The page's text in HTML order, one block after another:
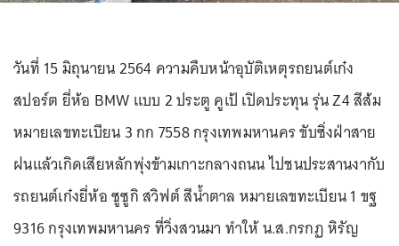
วันที่ 15 มิถุนายน 2564 ความคืบหน้าอุบัติเหตุรถยนต์เก๋ง
สปอร์ต ยี่ห้อ BMW แบบ 2 ประตู คูเป้ เปิดประทุน รุ่น Z4 สีส้ม
หมายเลขทะเบียน 3 กก 7558 กรุงเทพมหานคร ขับซิ่งฝ่าสาย
ฝนแล้วเกิดเสียหลักพุ่งข้ามเกาะกลางถนน ไปชนประสานงากับ
รถยนต์เก๋งยี่ห้อ ซูซูกิ สวิฟต์ สีน้ำตาล หมายเลขทะเบียน 1 ขฐ
9316 กรุงเทพมหานคร ที่วิ่งสวนมา ทำให้ น.ส.กรกฏ หิรัญ